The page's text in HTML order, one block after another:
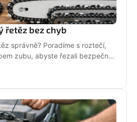
řetěz bez chyb
správně? Poradíme s roztečí,
zubu, abyste řezali bezpečně,